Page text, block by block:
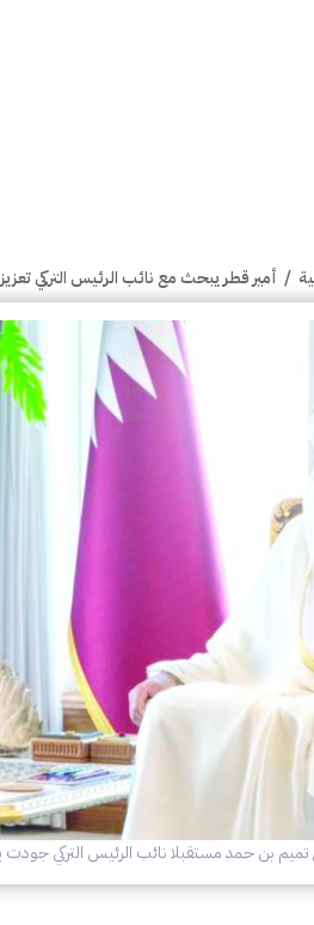
/ أمير قطر يبحث مع نائب الرئيس التركي
تميم بن حمد مستقبلا نائب الرئيس التركي جودت